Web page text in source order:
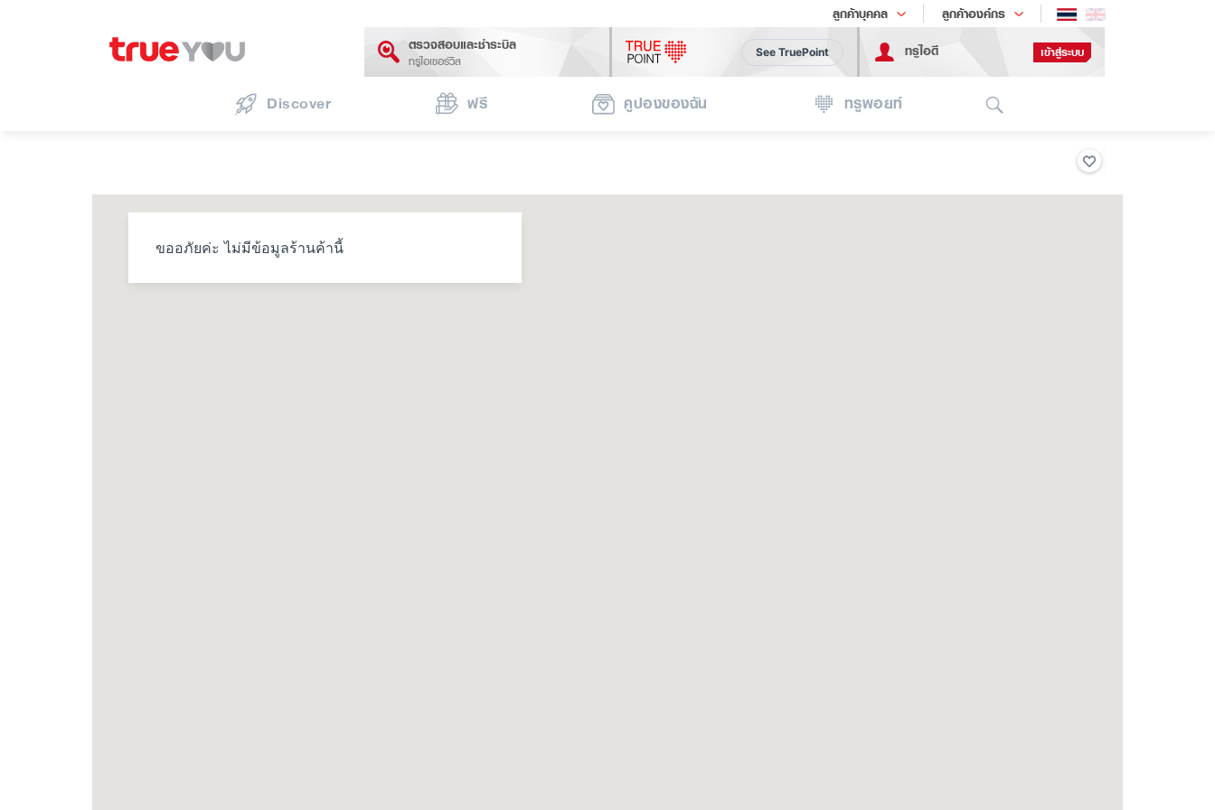
ลูกค้าบุคคล ลูกค้าองค์กร
เทรนด์เทคโนโลยี
ตรวจสอบและชำระบิล
ทรูไอเซอร์วิส
See TruePoint ทรูไอดี เข้าสู่ระบบ
Discover ฟรี คูปองของฉัน ทรูพอยท์
ขออภัยค่ะ ไม่มีข้อมูลร้านค้านี้